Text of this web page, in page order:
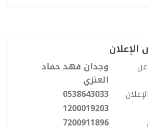
وجدان فهد حماد
العنزي
0538643033
1200019203
7200911896